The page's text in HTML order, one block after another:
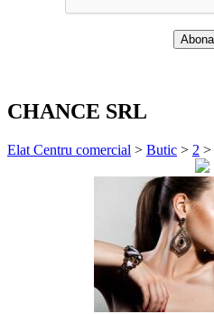
CHANCE SRL
Elat Centru comercial > Butic > 2 >